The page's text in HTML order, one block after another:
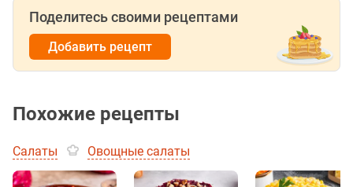
Поделитесь своими рецептами
Добавить рецепт
Похожие рецепты
Салаты Овощные салаты